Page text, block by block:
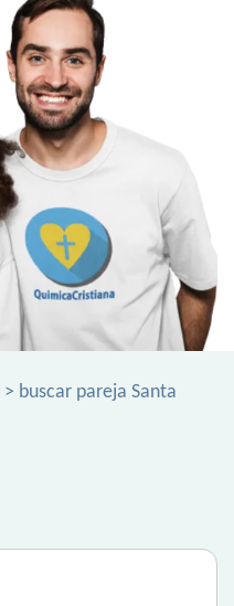
> buscar pareja Santa